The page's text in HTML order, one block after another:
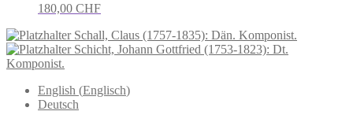
180,00 CHF
Schall, Claus (1757-1835): Dän. Komponist.
Schicht, Johann Gottfried (1753-1823): Dt.
Komponist.
English (Englisch)
Deutsch